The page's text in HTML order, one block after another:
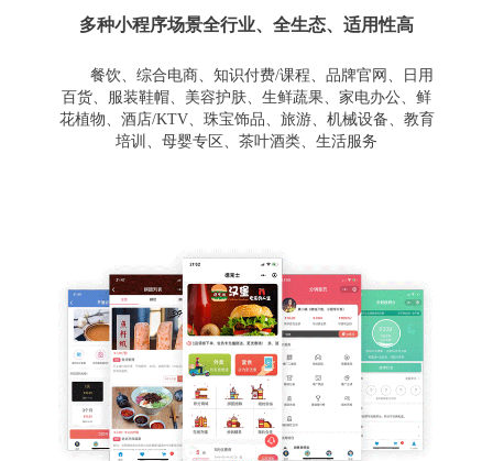
多种小程序场景全行业、全生态、适用性高
餐饮、综合电商、知识付费/课程、品牌官网、日用
百货、服装鞋帽、美容护肤、生鲜蔬果、家电办公、鲜
花植物、酒店/KTV、珠宝饰品、旅游、机械设备、教育
培训、母婴专区、茶叶酒类、生活服务